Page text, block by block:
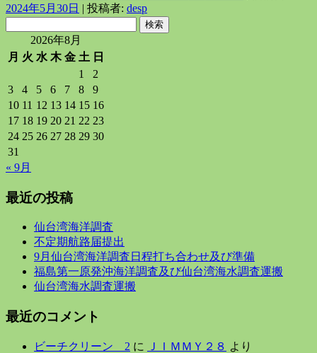
2024年5月30日 | 投稿者: desp
2026年8月
月 火 水 木 金 土 日
1
2
3
4 5 6 7 8
9
10 11 12 13 14 15 16
17 18 19 20 21 22 23
24 25 26 27 28 29 30
31
« 9月
最近の投稿
仙台湾海洋調査
不定期航路届提出
9月仙台湾海洋調査日程打ち合わせ及び準備
福島第一原発沖海洋調査及び仙台湾海水調査運搬
仙台湾海水調査運搬
最近のコメント
ビーチクリーン 2 に ＪＩＭＭＹ２８ より